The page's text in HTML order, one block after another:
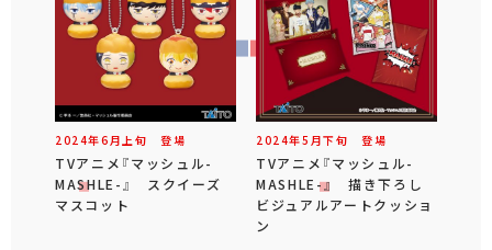
2024年6 月 上旬 登場
TVアニメ『マッシュル-
MASHLE-』 スクイーズ
マスコット
2024年5 月下旬 登場
TVアニメ『マッシュル-
MASHLE-』 描き下ろし
ビジュアルアートクッショ
ン